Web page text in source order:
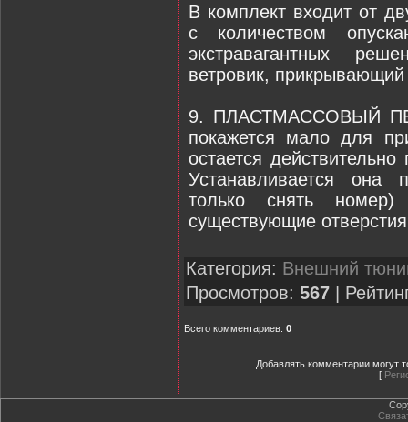
В комплект входит от
с количеством
экстравагантных
ветровик,
9. ПЛАСТМАССОВЫЙ
покажется мало для
остается
Устанавливается она
только снять
существующие
Категория: Внешний
Просмотров: 567 |
Всего комментариев: 0
Добавлять комментарии могут
[